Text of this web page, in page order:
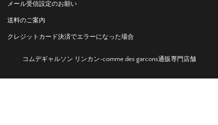
メール受信設定のお願い
送料のご案内
クレジットカード決済でエラーになった場合
コムデギャルソン リンカン-comme des garcons通販専門店舗